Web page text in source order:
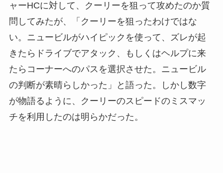
ャーHCに対して、クーリーを狙って攻めたのか質
問してみたが、「クーリーを狙ったわけではな
い。ニュービルがハイピックを使って、ズレが起
きたらドライブでアタック、もしくはヘルプに来
たらコーナーへのパスを選択させた。ニュービル
の判断が素晴らしかった」と語った。しかし数字
が物語るように、クーリーのスピードのミスマッ
チを利用したのは明らかだった。